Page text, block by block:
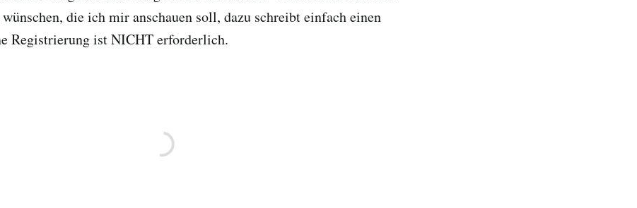
die ich mir anschauen soll, dazu schreibt einfach einen
Registrierung ist NICHT erforderlich.